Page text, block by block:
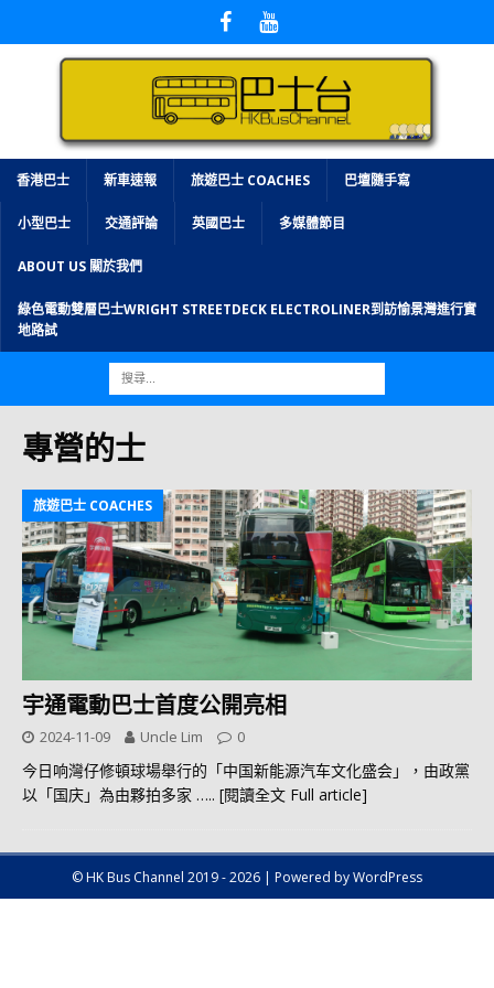
香港巴士 新車速報 旅遊巴士 COACHES 巴壇隨手寫
小型巴士 交通評論 英國巴士 多媒體節目
ABOUT US 關於我們
綠色電動雙層巴士WRIGHT STREETDECK ELECTROLINER到訪愉景灣進行實
地路試
專營的士
旅遊巴士 COACHES
宇通電動巴士首度公開亮相
2024-11-09 Uncle Lim 0
今日响灣仔修頓球場舉行的「中国新能源汽车文化盛会」，由政黨
以「国庆」為由夥拍多家 ….. [閱讀全文 Full article]
© HK Bus Channel 2019 - 2026 | Powered by WordPress